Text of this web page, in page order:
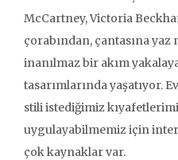
McCartney, Victoria
çorabından, çantasına
inanılmaz bir akım
tasarımlarında yaşatıyor.
stili istediğimiz
uygulayabilmemiz için
çok kaynaklar var.